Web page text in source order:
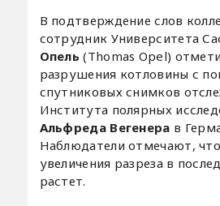
В подтверждение слов
сотрудник Университета
Опель (Thomas Opel)
разрушения котловины с
спутниковых снимков
Института полярных
Альфреда Вегенера в
Наблюдатели отмечают,
увеличения разреза в
растет.